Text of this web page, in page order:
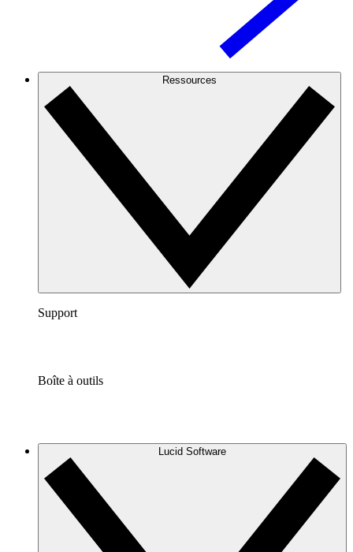
Ressources
Support
Boîte à outils
Lucid Software